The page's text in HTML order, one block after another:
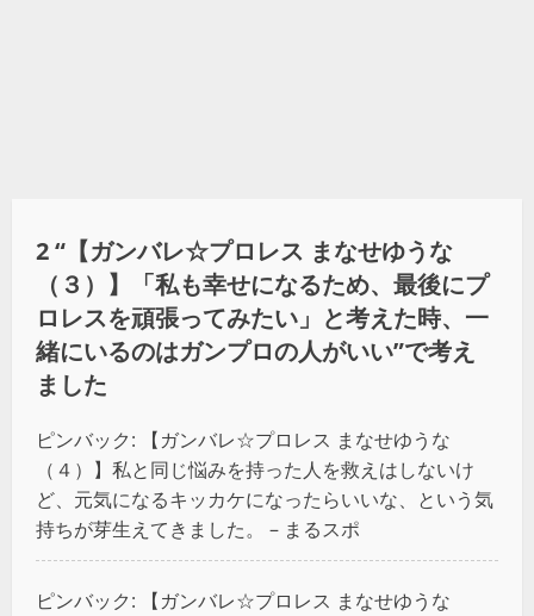
2 “ 【ガンバレ☆プロレス まなせゆうな
（３）】「私も幸せになるため、最後にプ
ロレスを頑張ってみたい」と考えた時、一
緒にいるのはガンプロの人がいい”で考え
ました
ピンバック:
【ガンバレ☆プロレス まなせゆうな
（４）】私と同じ悩みを持った人を救えはしないけ
ど、元気になるキッカケになったらいいな、という気
持ちが芽生えてきました。 – まるスポ
ピンバック: 【ガンバレ☆プロレス まなせゆうな